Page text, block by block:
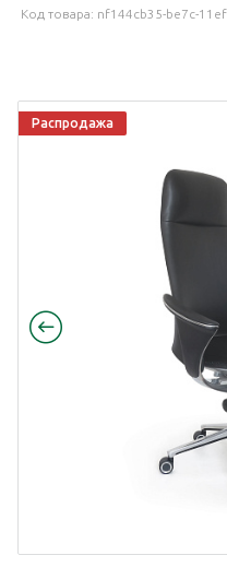
Код товара: nf144cb35-be7c-
Распродажа